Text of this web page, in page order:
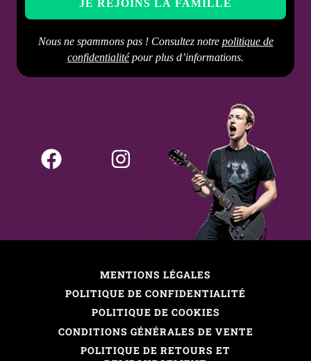
Nous ne spammons pas ! Consultez notre politique de
confidentialitépour plus d’informations.
MENTIONS LÉGALES
POLITIQUE DE CONFIDENTIALITÉ
POLITIQUE DE COOKIES
CONDITIONS GÉNÉRALES DE VENTE
POLITIQUE DE RETOURS ET